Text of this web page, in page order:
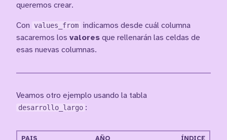
queremos crear.
Con values_from indicamos desde cuál columna
sacaremos los valores que rellenarán las celdas de
esas nuevas columnas.
Veamos otro ejemplo usando la tabla
desarrollo_largo :
PAIS AÑO ÍNDICE